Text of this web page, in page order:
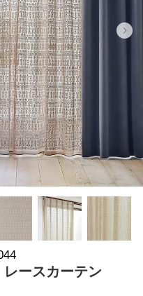
ースカーテン